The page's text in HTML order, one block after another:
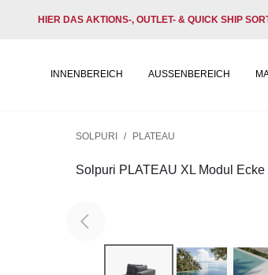
HIER DAS AKTIONS-, OUTLET- & QUICK SHIP
INNENBEREICH AUSSENBEREICH
SOLPURI / PLATEAU
Solpuri PLATEAU XL Modul Ecke